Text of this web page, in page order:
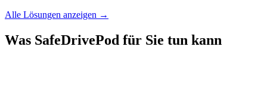
Alle Lösungen anzeigen →
Was SafeDrivePod für Sie tun kann